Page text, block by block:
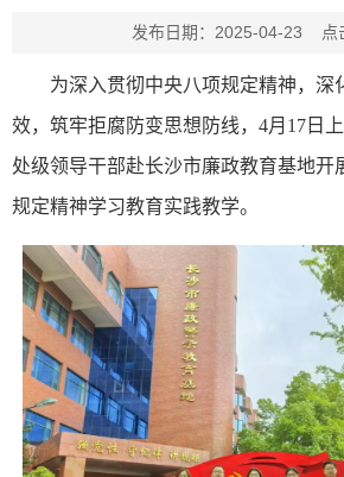
发布日期：2025-04-23 点
为深入贯彻中央八项规定精神，深
效，筑牢拒腐防变思想防线，4月17日
处级领导干部赴长沙市廉政教育基地开
规定精神学习教育实践教学。